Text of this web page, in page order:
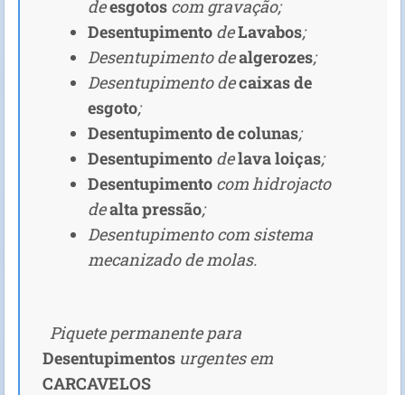
deesgotos com gravação;
Desentupimento deLavabos;
Desentupimento dealgerozes;
Desentupimento decaixas de
esgoto;
Desentupimento de colunas;
Desentupimento delava loiças;
Desentupimento com hidrojacto
dealta pressão;
Desentupimento com sistema
mecanizado de molas.
Piquete permanente para
Desentupimentos urgentes em
CARCAVELOS